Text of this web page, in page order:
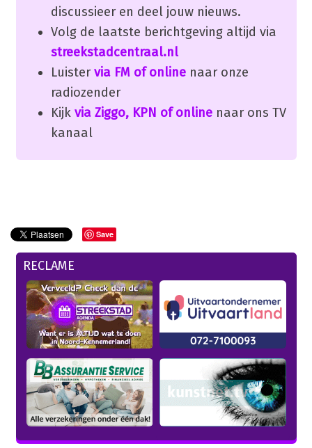
discussieer en deel jouw nieuws.
Volg de laatste berichtgeving altijd via
streekstadcentraal.nl
Luister via FM of onlinenaar onze
radiozender
Kijk via Ziggo, KPN of onlinenaar ons TV
kanaal
Save
RECLAME